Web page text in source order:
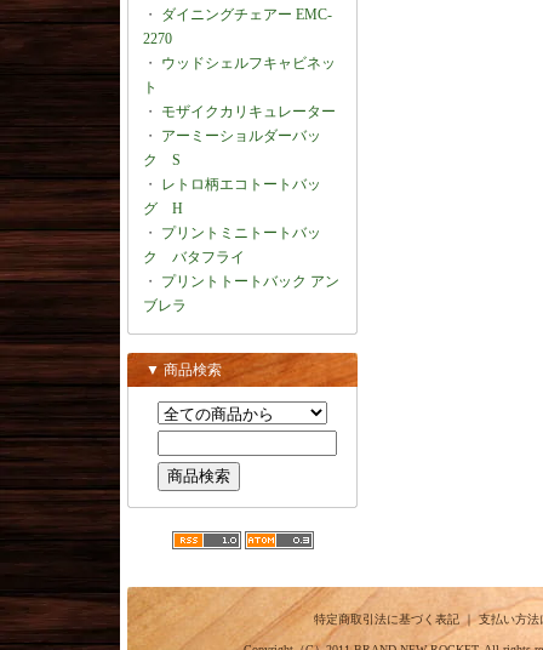
・ ダイニングチェアー EMC-
2270
・ ウッドシェルフキャビネッ
ト
・ モザイクカリキュレーター
・ アーミーショルダーバッ
ク S
・ レトロ柄エコトートバッ
グ H
・ プリントミニトートバッ
ク バタフライ
・ プリントトートバック アン
ブレラ
▼ 商品検索
特定商取引法に基づく表記｜支払い方法